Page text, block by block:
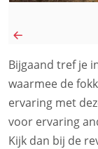
Bijgaand tref je
waarmee de
ervaring met
voor ervaring
Kijk dan bij de